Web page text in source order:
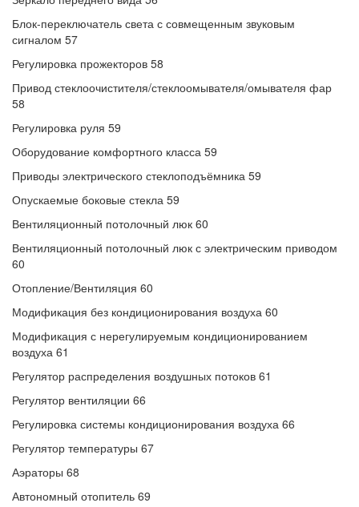
Блок-переключатель света с совмещенным звуковым
сигналом 57
Регулировка прожекторов 58
Привод стеклоочистителя/стеклоомывателя/омывателя фар
58
Регулировка руля 59
Оборудование комфортного класса 59
Приводы электрического стеклоподъёмника 59
Опускаемые боковые стекла 59
Вентиляционный потолочный люк 60
Вентиляционный потолочный люк с электрическим приводом
60
Отопление/Вентиляция 60
Модификация без кондиционирования воздуха 60
Модификация с нерегулируемым кондиционированием
воздуха 61
Регулятор распределения воздушных потоков 61
Регулятор вентиляции 66
Регулировка системы кондиционирования воздуха 66
Регулятор температуры 67
Аэраторы 68
Автономный отопитель 69